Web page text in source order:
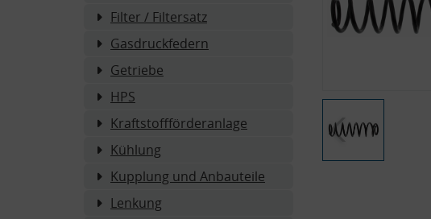
Filter / Filtersatz
Gasdruckfedern
Getriebe
HPS
Kraftstoffförderanlage
Kühlung
Kupplung und Anbauteile
Lenkung